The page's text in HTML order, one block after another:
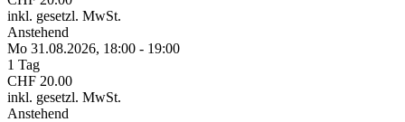
inkl. gesetzl. MwSt.
Anstehend
Mo 31.08.2026, 18:00 - 19:00
1 Tag
CHF 20.00
inkl. gesetzl. MwSt.
Anstehend